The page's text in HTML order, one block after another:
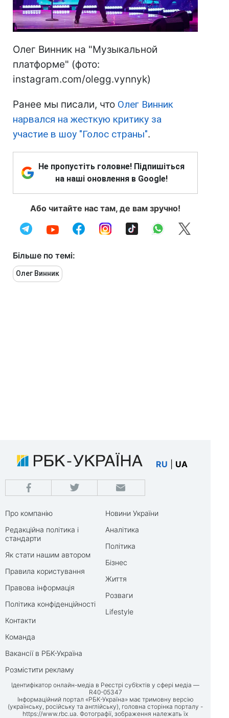
Олег Винник на "Музыкальной
платформе" (фото:
instagram.com/olegg.vynnyk)
Ранее мы писали, что Олег Винник
нарвался на жесткую критику за
участие в шоу "Голос страны".
Не пропустіть головне! Підпишіться
на наші оновлення в Google!
Або читайте нас там, де вам зручно!
Більше по темі:
Олег Винник
RU UA
Про компанію
Редакційна політика і
стандарти
Як стати нашим автором
Правила користування
Правова інформація
Політика конфіденційності
Контакти
Команда
Вакансії в РБК-Україна
Розмістити рекламу
Новини України
Аналітика
Політика
Бізнес
Життя
Розваги
Lifestyle
Ідентифікатор онлайн-медіа в Реєстрі суб’єктів у сфері медіа —
R40-05347
Інформаційний портал «РБК-Україна» має тримовну версію
(українську, російську та англійську), головна сторінка порталу -
https://www.rbc.ua . Фотографії, зображення належать їх